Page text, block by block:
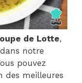
de Lotte,
notre
pouvez
des meilleures